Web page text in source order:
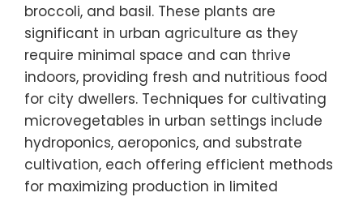
broccoli, and basil. These plants are
significant in urban agriculture as they
require minimal space and can thrive
indoors, providing fresh and nutritious food
for city dwellers. Techniques for cultivating
microvegetables in urban settings include
hydroponics, aeroponics, and substrate
cultivation, each offering efficient methods
for maximizing production in limited